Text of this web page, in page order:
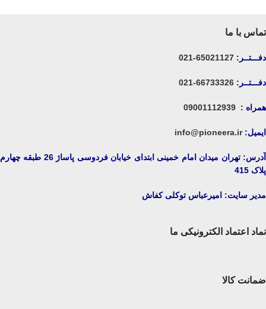
تماس با ما
دفـــتــر: 65021127-021
دفـــتــر: 66733326-021
همراه : 09001112939
ایمیل:info@pioneera.ir
آدرس: تهران میدان امام خمینی ابتدای خیابان فردوسی پاساژ 26 طبقه چهارم
پلاک 415
مدیر سایت: امیرعباس توکلی کفاش
نماد اعتماد الکترونیکی ما
ضمانت کالا